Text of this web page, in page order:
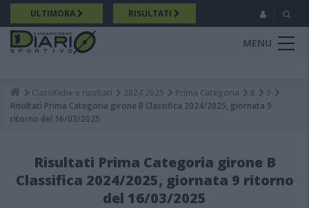
Salta
al
contenuto
principale
ULTIMORA RISULTATI
MENU
Breadcrumb
Classifiche e risultati 2024 2025 Prima Categoria B
9
Risultati Prima Categoria girone B Classifica 2024/2025, giornata 9
ritorno del 16/03/2025
Risultati Prima Categoria girone B
Classifica 2024/2025, giornata 9 ritorno
del 16/03/2025